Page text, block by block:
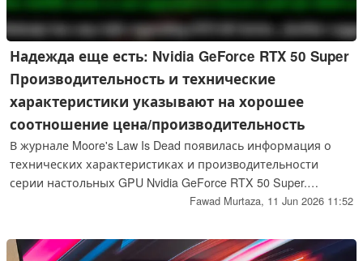
Надежда еще есть: Nvidia GeForce RTX 50 Super
Производительность и технические
характеристики указывают на хорошее
соотношение цена/производительность
В журнале Moore's Law Is Dead появилась информация о
технических характеристиках и производительности
серии настольных GPU Nvidia GeForce RTX 50 Super.
Линейка состоит из RTX 5080 Super, RTX 5070 Ti Super, RTX
будут иметь заметный прирост производительности по
сравнению с их стандартными аналогами RTX 50.
Fawad Murtaza, 11 Jun 2026 11:52